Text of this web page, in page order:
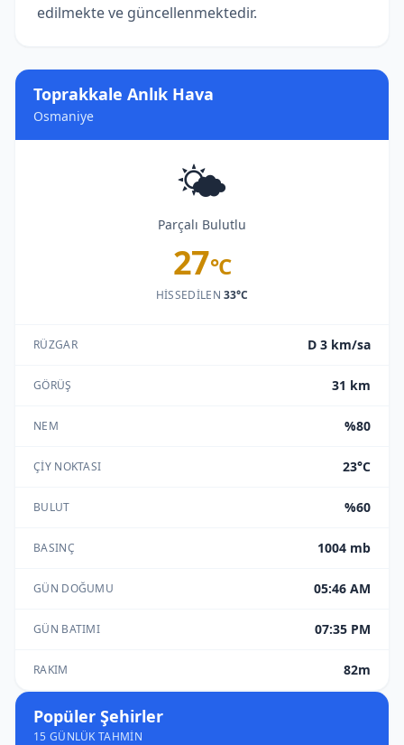
Toprakkale Anlık Hava
Osmaniye
🌤️
Parçalı Bulutlu
27°C
HISSEDILEN33°C
RÜZGAR D 3 km/sa
GÖRÜŞ 31 km
NEM %80
ÇIY NOKTASI 23°C
BULUT %60
BASINÇ 1004 mb
GÜN DOĞUMU 05:46 AM
GÜN BATIMI 07:35 PM
RAKIM 82m
Popüler Şehirler
15 GÜNLÜK TAHMIN
edilmekte ve güncellenmektedir.